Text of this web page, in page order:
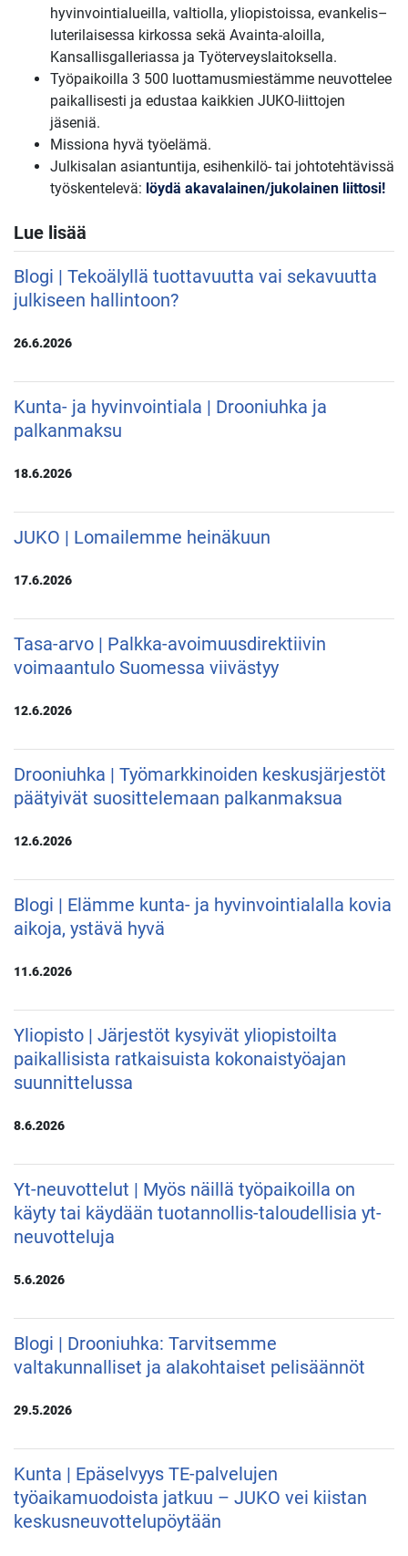
hyvinvointialueilla, valtiolla, yliopistoissa, evankelis–
luterilaisessa kirkossa sekä Avainta-aloilla,
Kansallisgalleriassa ja Työterveyslaitoksella.
Työpaikoilla 3 500 luottamusmiestämme neuvottelee
paikallisesti ja edustaa kaikkien JUKO-liittojen
jäseniä.
Missiona hyvä työelämä.
Julkisalan asiantuntija, esihenkilö- tai johtotehtävissä
työskentelevä: löydä akavalainen/jukolainen liittosi!
Lue lisää
Blogi | Tekoälyllä tuottavuutta vai sekavuutta
julkiseen hallintoon?
26.6.2026
Kunta- ja hyvinvointiala | Drooniuhka ja
palkanmaksu
18.6.2026
JUKO | Lomailemme heinäkuun
17.6.2026
Tasa-arvo | Palkka-avoimuusdirektiivin
voimaantulo Suomessa viivästyy
12.6.2026
Drooniuhka | Työmarkkinoiden keskusjärjestöt
päätyivät suosittelemaan palkanmaksua
12.6.2026
Blogi | Elämme kunta- ja hyvinvointialalla kovia
aikoja, ystävä hyvä
11.6.2026
Yliopisto | Järjestöt kysyivät yliopistoilta
paikallisista ratkaisuista kokonaistyöajan
suunnittelussa
8.6.2026
Yt-neuvottelut | Myös näillä työpaikoilla on
käyty tai käydään tuotannollis-taloudellisia yt-
neuvotteluja
5.6.2026
Blogi | Drooniuhka: Tarvitsemme
valtakunnalliset ja alakohtaiset pelisäännöt
29.5.2026
Kunta | Epäselvyys TE-palvelujen
työaikamuodoista jatkuu – JUKO vei kiistan
keskusneuvottelupöytään